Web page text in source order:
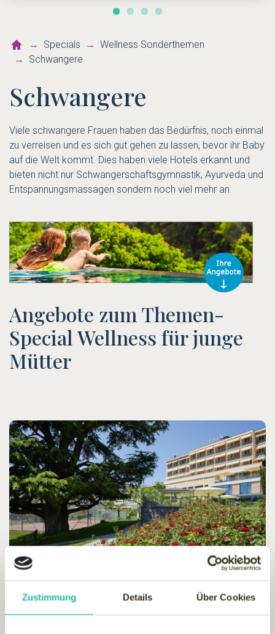
Zustimmung Details Über Cookies
Specials
Wellness Sonderthemen
Schwangere
Schwangere
Viele schwangere Frauen haben das Bedürfnis, noch einmal
zu verreisen und es sich gut gehen zu lassen, bevor ihr Baby
auf die Welt kommt. Dies haben viele Hotels erkannt und
bieten nicht nur Schwangerschaftsgymnastik, Ayurveda und
Entspannungsmassagen sondern noch viel mehr an.
Angebote zum Themen-
Special Wellness für junge
Mütter
Eden Babymoon